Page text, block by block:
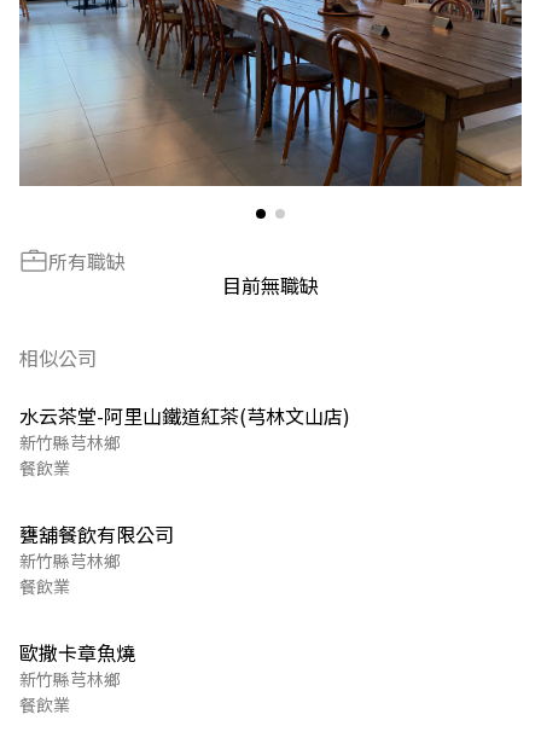
所有職缺
目前無職缺
相似公司
水云茶堂-阿里山鐵道紅茶(芎林文山店)
新竹縣芎林鄉
餐飲業
甕舖餐飲有限公司
新竹縣芎林鄉
餐飲業
歐撒卡章魚燒
新竹縣芎林鄉
餐飲業